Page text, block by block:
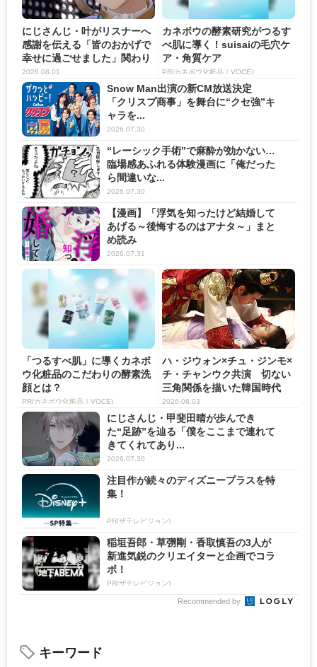
にじさんじ・叶がリスナーへ
感謝を伝える「皆のおかげで
幸せに過ごせました」関わり
の...
2026.08.01
カネボウの酵素研究がつるす
べ肌に導く！suisaiの毛穴ケ
ア・角質ケア
PR(カネボウ化粧品｜VOCE)
Snow Man出演の新CM放送決定
「クリスプ商事」を舞台に“クセ強”キ
ャラを...
2026.07.30
“レーシック手術”で麻酔が効かない…
臨場感あふれる体験漫画に「俺だった
ら間違いな...
2026.07.30
【漫画】「浮気を知ったけど結婚して
あげる～後悔するのはアナタ～」まと
め読み
2026.07.31
「つるすべ肌」に導くカネボ
ウ化粧品のこだわりの酵素洗
顔とは？
PR(カネボウ化粧品｜VOCE)
ハ・ジウォン×チュ・ジンモ×
チ・チャンウク共演 切ない
三角関係を描いた韓国時代
劇...
2026.08.03
にじさんじ・甲斐田晴が歩んでき
た“足跡”を辿る「僕をここまで連れて
きてくれてあり...
2026.07.30
注目作が続々のディズニープラスを特
集！
PR(ザテレビジョン)
稲垣吾郎・草彅剛・香取慎吾の3人が
新進気鋭のクリエイターと企画でコラ
ボ！
PR(ザテレビジョン)
Recommended by
キーワード